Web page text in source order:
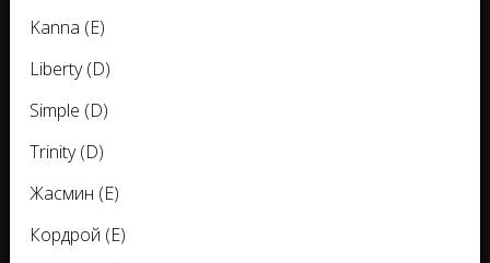
Kanna (E)
Liberty (D)
Simple (D)
Trinity (D)
Жасмин (E)
Кордрой (E)